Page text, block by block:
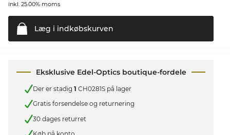
inkl. 25.00% moms
Læg i indkøbskurven
Eksklusive Edel-Optics boutique-fordele
Der er stadig 1 CH0281S på lager
Gratis forsendelse og returnering
30 dages returret